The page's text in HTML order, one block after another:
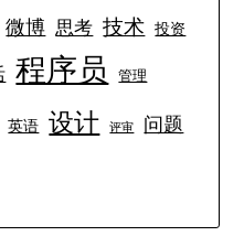
微博 思考 技术 投资
程序员 管理
英语 设计 评审 问题